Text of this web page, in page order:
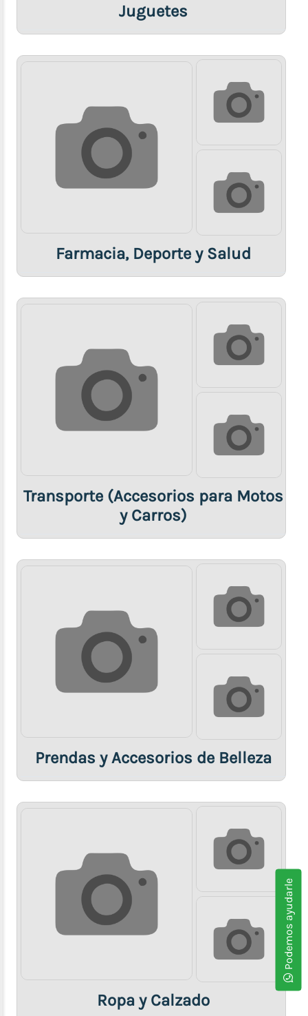
Juguetes
Farmacia, Deporte y Salud
Transporte (Accesorios para Motos
y Carros)
Prendas y Accesorios de Belleza
Ropa y Calzado
Podemos ayudarle